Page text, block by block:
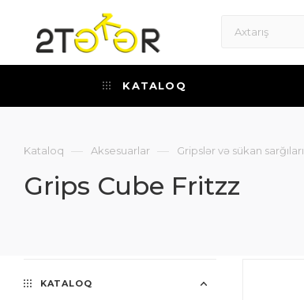
KATALOQ
Kataloq — Aksesuarlar — Gripslər və sükan sarğıları
Grips Cube Fritzz
KATALOQ